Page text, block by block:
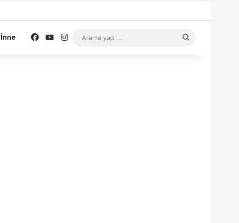
İnne Facebook
YouTube
Instagram